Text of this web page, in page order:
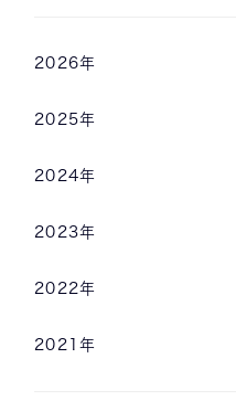
2026年
2025年
2024年
2023年
2022年
2021年